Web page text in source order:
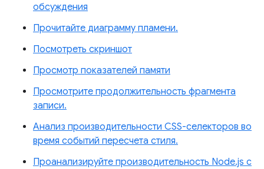
обсуждения
Прочитайте диаграмму пламени.
Посмотреть скриншот
Просмотр показателей памяти
Просмотрите продолжительность фрагмента
записи.
Анализ производительности CSS-селекторов во
время событий пересчета стиля.
Проанализируйте производительность Node.js с